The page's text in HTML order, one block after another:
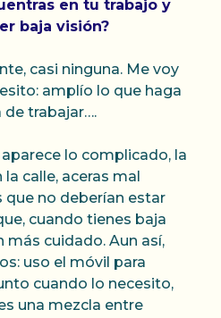
en tu trabajo y
baja visión?
casi ninguna. Me voy
amplío lo que haga
trabajar….
lo complicado, la
calle, aceras mal
no deberían estar
cuando tienes baja
más cuidado. Aun así,
uso el móvil para
cuando lo necesito,
una mezcla entre